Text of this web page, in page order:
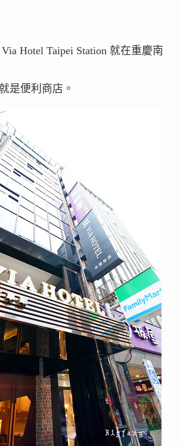
Hotel Taipei Station 就在重慶南
是便利商店。